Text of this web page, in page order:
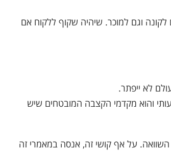
וגם למוכר. שיהיה שקוף ללקוח אם
לא ייפתר.
והוא מקדמי הקצבה המובטחים שיש
על אף קושי זה, אנסה במאמרי זה